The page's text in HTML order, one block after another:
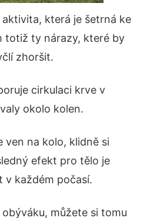
která je šetrná ke
totiž ty nárazy, které by
zhoršit.
cirkulaci krve v
okolo kolen.
ven na kolo, klidně si
efekt pro tělo je
v každém počasí.
můžete si tomu